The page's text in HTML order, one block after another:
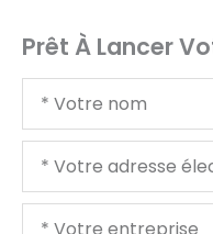
Prêt À Lancer
Votre
Votre
Votre